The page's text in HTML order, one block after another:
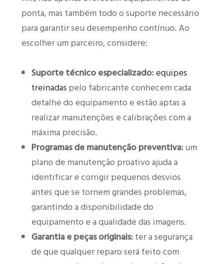
ponta, mas também todo o suporte necessário
para garantir seu desempenho contínuo. Ao
escolher um parceiro, considere:
Suporte técnico especializado:equipes
treinadas pelo fabricante conhecem cada
detalhe do equipamento e estão aptas a
realizar manutenções e calibrações com a
máxima precisão.
Programas de manutenção preventiva:um
plano de manutenção proativo ajuda a
identificar e corrigir pequenos desvios
antes que se tornem grandes problemas,
garantindo a disponibilidade do
equipamento e a qualidade das imagens.
Garantia e peças originais:ter a segurança
de que qualquer reparo será feito com